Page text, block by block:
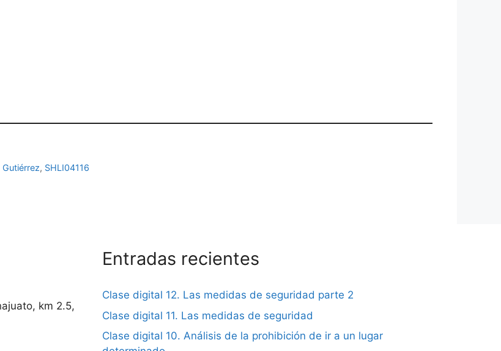
, SHLI04116
km 2.5,
Entradas recientes
Clase digital 12. Las medidas de seguridad parte 2
Clase digital 11. Las medidas de seguridad
Clase digital 10. Análisis de la prohibición de ir a un lugar